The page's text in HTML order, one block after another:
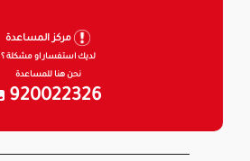
مركز المساعدة
لديك استفسار او مشكلة ؟
نحن هنا للمساعدة
920022326